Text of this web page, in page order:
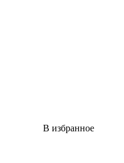
В избранное